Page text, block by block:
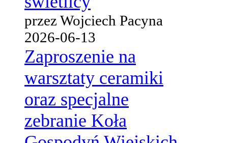
przez Wojciech Pacyna
2026-06-13
Zaproszenie na
warsztaty ceramiki
oraz specjalne
zebranie Koła